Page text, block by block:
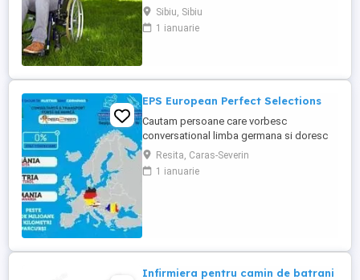
vârstnice? Avem oportunități excelente de
lucru în Germania (îngrijire la domiciliu)!
Prin firma noastră ai oportunități excelente
Sibiu, Sibiu
1 ianuarie
EPS European Perfect Selections
Cautam persoane care vorbesc
conversational limba germana si doresc
sa lucreze in Austria si Germania. NU SE
PERCEPE COMISION Salariul este atractiv!
Va rugam sa ne contactati pentru detalii.
Resita, Caras-Severin
1 ianuarie
Infirmiera pentru camin de batrani